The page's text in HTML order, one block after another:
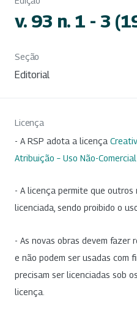
v. 93 n. 1 - 3
Seção
Editorial
Licença
- A RSP adota a licença
Atribuição – Uso Não-Comercial
- A licença permite que outros
licenciada, sendo proibido o
- As novas obras devem fazer
e não podem ser usadas com
precisam ser licenciadas sob
licença.